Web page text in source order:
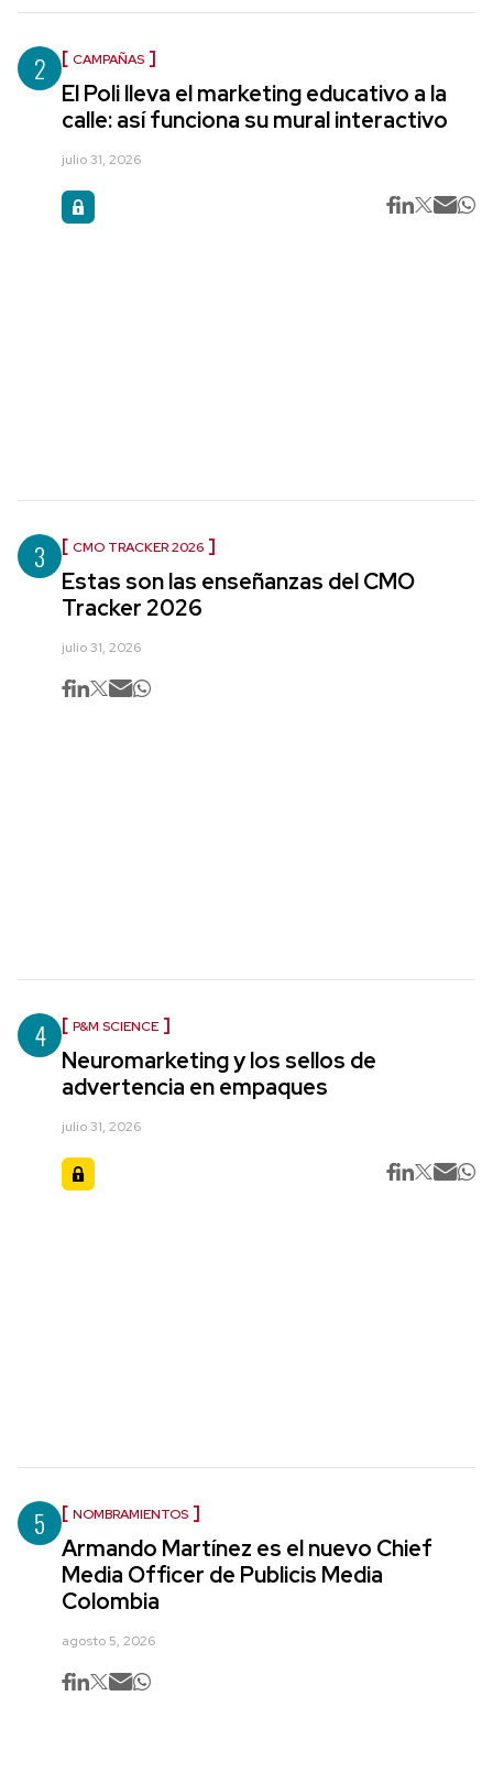
2 CAMPAÑAS
El Poli lleva el marketing educativo a la
calle: así funciona su mural interactivo
julio 31, 2026
3 CMO TRACKER 2026
Estas son las enseñanzas del CMO
Tracker 2026
julio 31, 2026
4 P&M SCIENCE
Neuromarketing y los sellos de
advertencia en empaques
julio 31, 2026
5 NOMBRAMIENTOS
Armando Martínez es el nuevo Chief
Media Officer de Publicis Media
Colombia
agosto 5, 2026